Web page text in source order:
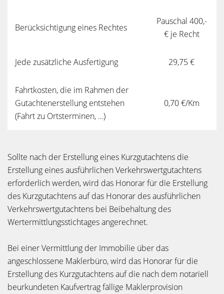
Berücksichtigung eines Rechtes
Pauschal 400,-
€ je Recht
Jede zusätzliche Ausfertigung 29,75 €
Fahrtkosten, die im Rahmen der
Gutachtenerstellung entstehen
(Fahrt zu Ortsterminen, …)
0,70 €/Km
Sollte nach der Erstellung eines Kurzgutachtens die
Erstellung eines ausführlichen Verkehrswertgutachtens
erforderlich werden, wird das Honorar für die Erstellung
des Kurzgutachtens auf das Honorar des ausführlichen
Verkehrswertgutachtens bei Beibehaltung des
Wertermittlungsstichtages angerechnet.
Bei einer Vermittlung der Immobilie über das
angeschlossene Maklerbüro, wird das Honorar für die
Erstellung des Kurzgutachtens auf die nach dem notariell
beurkundeten Kaufvertrag fällige Maklerprovision